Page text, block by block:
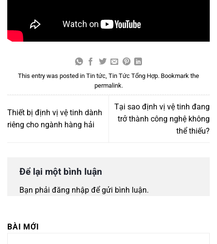
This entry was posted in Tin tức, Tin Tức Tổng Hợp. Bookmark the
permalink.
Thiết bị định vị vệ tinh dành
riêng cho ngành hàng hải
Tại sao định vị vệ tinh đang
trở thành công nghệ không
thể thiếu?
Để lại một bình luận
Bạn phải đăng nhập để gửi bình luận.
BÀI MỚI